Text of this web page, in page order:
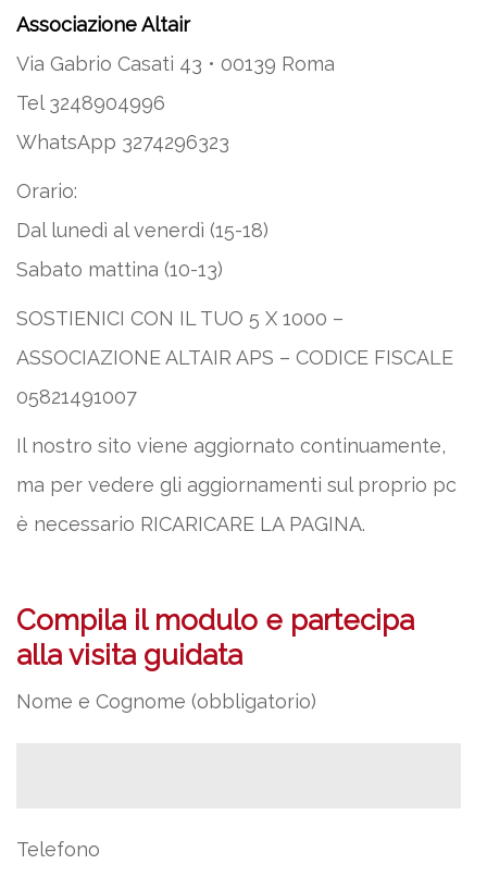
Associazione Altair
Via Gabrio Casati 43 • 00139 Roma
Tel 3248904996
WhatsApp 3274296323
Orario:
Dal lunedì al venerdì (15-18)
Sabato mattina (10-13)
SOSTIENICI CON IL TUO 5 X 1000 –
ASSOCIAZIONE ALTAIR APS – CODICE FISCALE
05821491007
Il nostro sito viene aggiornato continuamente,
ma per vedere gli aggiornamenti sul proprio pc
è necessario RICARICARE LA PAGINA.
Compila il modulo e partecipa
alla visita guidata
Nome e Cognome (obbligatorio)
Telefono